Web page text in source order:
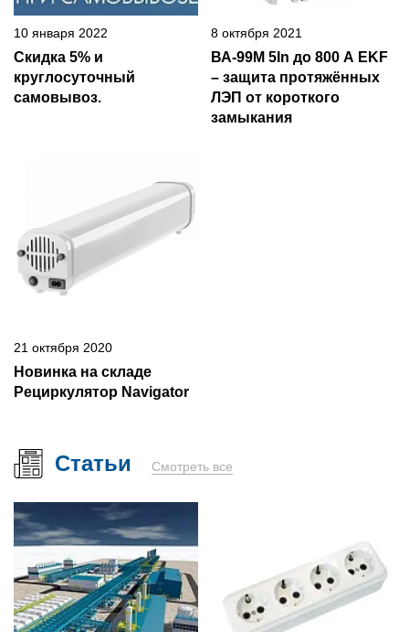
10 января 2022
Скидка 5% и
круглосуточный
самовывоз.
8 октября 2021
ВА-99М 5In до 800 А EKF
– защита протяжённых
ЛЭП от короткого
замыкания
21 октября 2020
Новинка на складе
Рециркулятор Navigator
Статьи Смотреть все